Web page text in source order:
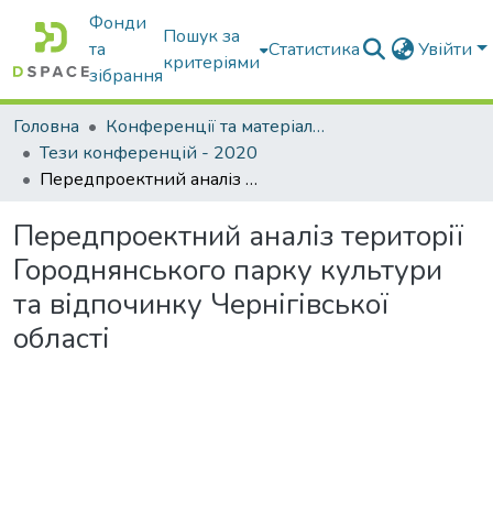
Фонди
та
зібрання
Пошук за
критеріями
Статистика Увійти
Головна
Конференції та матеріали конференцій
Тези конференцій - 2020
Передпроектний аналіз території Городнянського парку культури та відпочинку Чернігівської області
Передпроектний аналіз території
Городнянського парку культури
та відпочинку Чернігівської
області